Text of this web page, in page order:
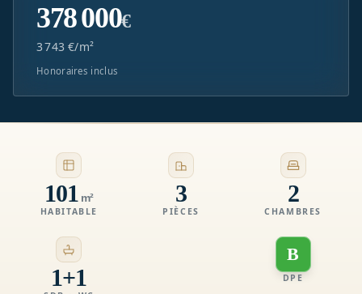
378 000€
3 743 €/m²
Honoraires inclus
101 m²
HABITABLE
3
PIÈCES
2
CHAMBRES
1+1
B
DPE